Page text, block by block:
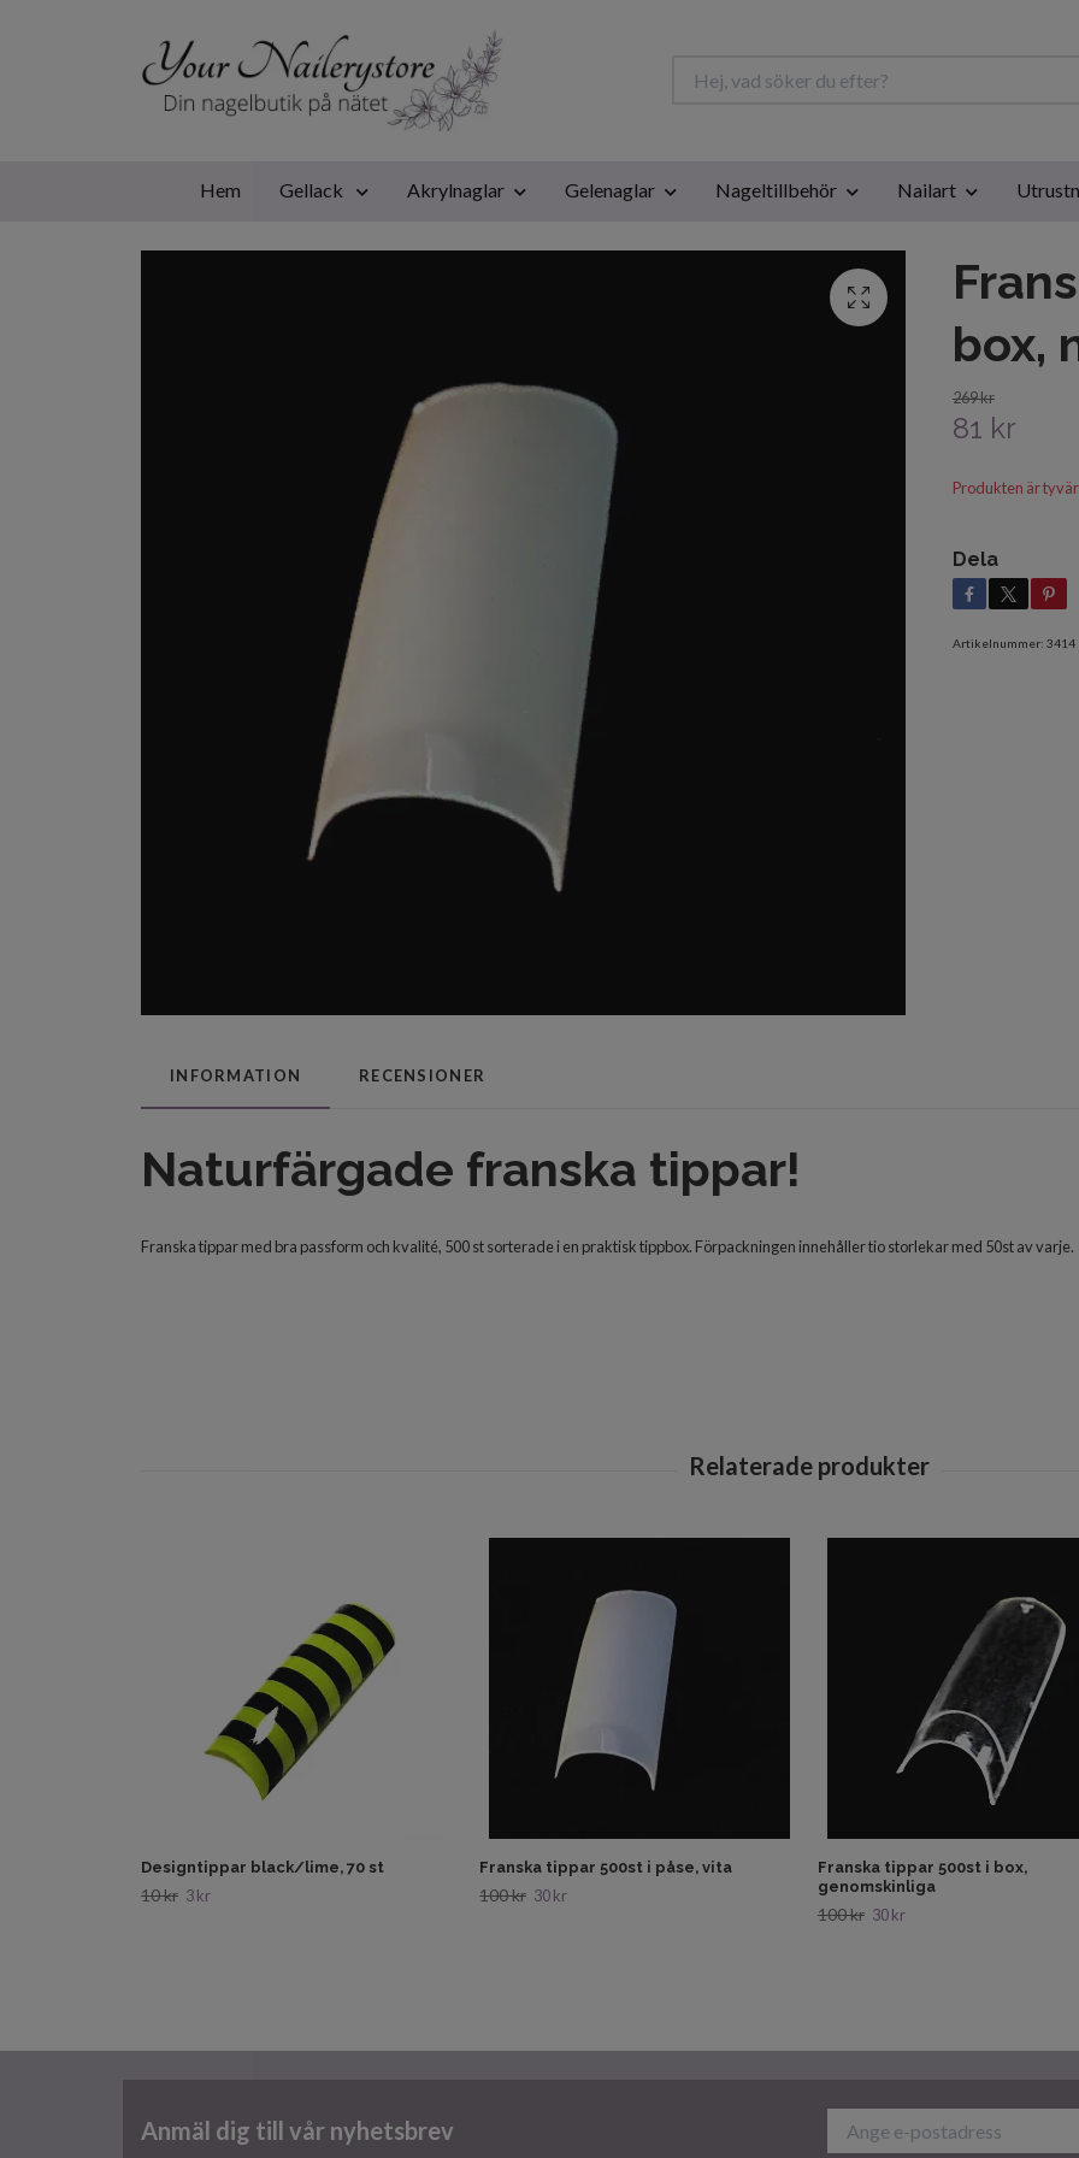
Hem Gellack Akrylnaglar Gelenaglar Nageltillbehör Nailart
box,
269 kr
81 kr
Produkten är
Dela
Artikelnummer: 3414
INFORMATION RECENSIONER
Naturfärgade franska tippar!
Franska tippar med bra passform och kvalité, 500 st sorterade i en praktisk tippbox. Förpackningen innehåller tio storlekar med 50st av varje.
Designtippar black/lime, 70 st
10 kr 3 kr
Franska tippar 500st i påse, vita
100 kr 30 kr
Franska tippar 500st i box,
genomskinliga
100 kr 30 kr
Anmäl dig till vår nyhetsbrev